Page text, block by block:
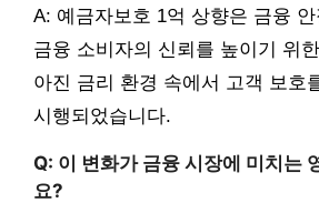
A: 예금자보호 1억 상향은 금융
금융 소비자의 신뢰를 높이기 위
아진 금리 환경 속에서 고객 보호
시행되었습니다.
Q: 이 변화가 금융 시장에 미치는
요?